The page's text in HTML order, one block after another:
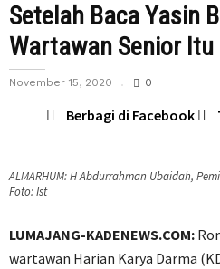
Setelah Baca Yasin
Wartawan Senior Itu
November 15, 2020 0
Berbagi di Facebook
ALMARHUM: H Abdurrahman Ubaidah,
Foto: Ist
LUMAJANG-KADENEWS.COM:
wartawan Harian Karya Darma